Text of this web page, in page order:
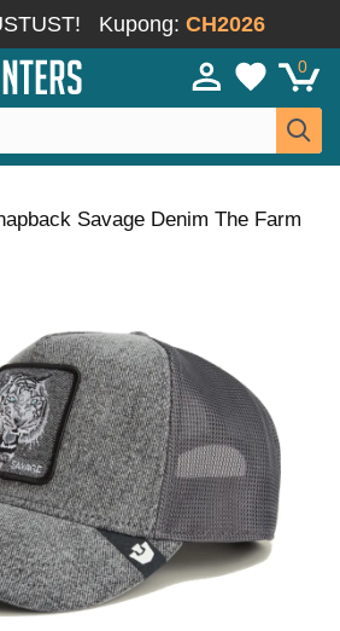
Kupong: CH2026
0
Savage Denim The Farm